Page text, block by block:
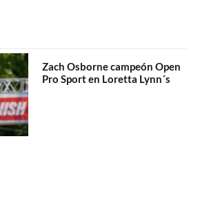
Zach Osborne campeón Open
Pro Sport en Loretta Lynn´s